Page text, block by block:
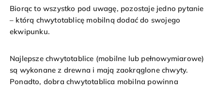
Biorąc to wszystko pod uwagę, pozostaje jedno pytanie
– którą chwytotablicę mobilną dodać do swojego
ekwipunku.
Najlepsze chwytotablice (mobilne lub pełnowymiarowe)
są wykonane z drewna i mają zaokrąglone chwyty.
Ponadto, dobra chwytotablica mobilna powinna